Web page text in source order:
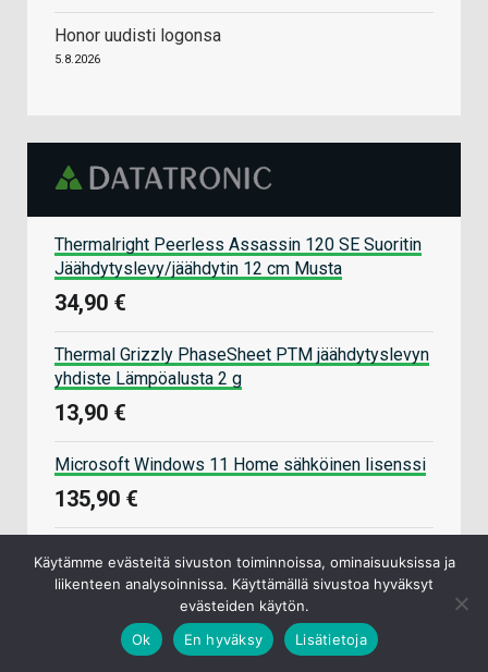
Honor uudisti logonsa
5.8.2026
Thermalright Peerless Assassin 120 SE Suoritin
Jäähdytyslevy/jäähdytin 12 cm Musta
34,90 €
Thermal Grizzly PhaseSheet PTM jäähdytyslevyn
yhdiste Lämpöalusta 2 g
13,90 €
Microsoft Windows 11 Home sähköinen lisenssi
135,90 €
L3 Tray malli Konekasauksiin
ARCTIC MX-6 8g Lämpötahna
Käytämme evästeitä sivuston toiminnoissa, ominaisuuksissa ja
liikenteen analysoinnissa. Käyttämällä sivustoa hyväksyt
evästeiden käytön.
Ok
En hyväksy Lisätietoja